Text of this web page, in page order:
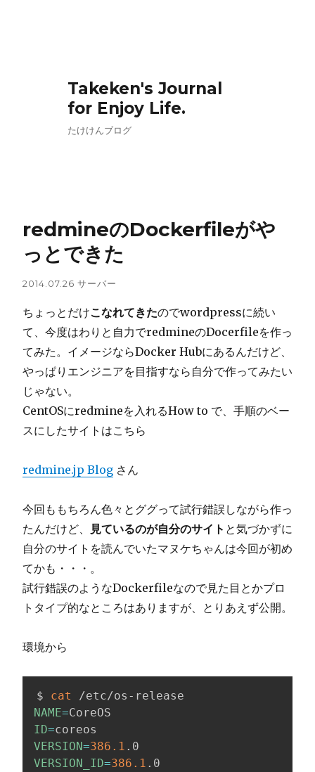
Takeken's Journal
for Enjoy Life.
たけけんブログ
redmineのDockerfileがや
っとできた
2014.07.26 サーバー
ちょっとだけこなれてきたのでwordpressに続い
て、今度はわりと自力でredmineのDocerfileを作っ
てみた。イメージならDocker Hubにあるんだけど、
やっぱりエンジニアを目指すなら自分で作ってみたい
じゃない。
CentOSにredmineを入れるHow to で、手順のベー
スにしたサイトはこちら
redmine.jp Blog さん
今回ももちろん色々とググって試行錯誤しながら作っ
たんだけど、
見ているのが自分のサイト と気づかずに
自分のサイトを読んでいたマヌケちゃんは今回が初め
てかも・・・。
試行錯誤のようなDockerfileなので見た目とかプロ
トタイプ的なところはありますが、とりあえず公開。
環境から
$ cat
NAME=
ID=
VERSION=386.1
VERSION_ID=386.1